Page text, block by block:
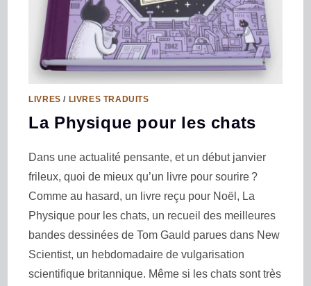
LIVRES / LIVRES TRADUITS
La Physique pour les chats
Dans une actualité pensante, et un début janvier
frileux, quoi de mieux qu’un livre pour sourire ?
Comme au hasard, un livre reçu pour Noël, La
Physique pour les chats, un recueil des meilleures
bandes dessinées de Tom Gauld parues dans New
Scientist, un hebdomadaire de vulgarisation
scientifique britannique. Même si les chats sont très